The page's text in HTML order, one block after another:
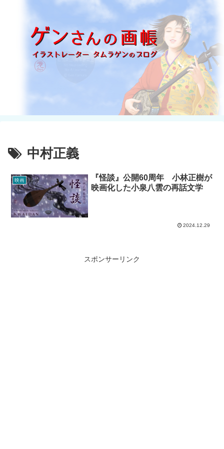
中村正義
映画
『怪談』公開60周年 小林正樹が
映画化した小泉八雲の再話文学
2024.12.29
スポンサーリンク